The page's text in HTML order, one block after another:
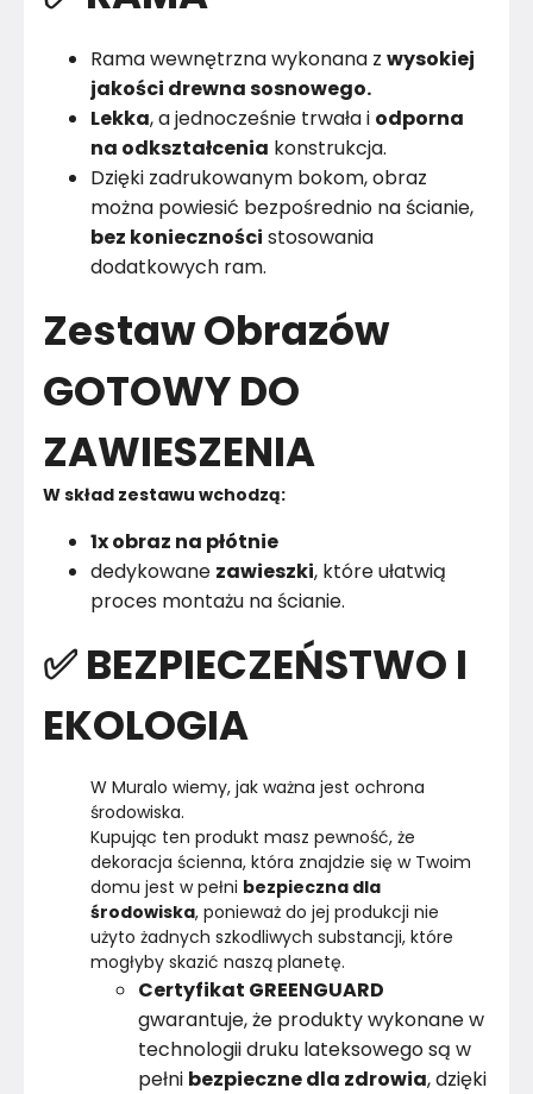
Rama wewnętrzna wykonana z wysokiej
jakości drewna sosnowego.
Lekka, a jednocześnie trwała i odporna
na odkształcenia konstrukcja.
Dzięki zadrukowanym bokom, obraz
można powiesić bezpośrednio na ścianie,
bez konieczności stosowania
dodatkowych ram.
Zestaw Obrazów
GOTOWY DO
ZAWIESZENIA
W skład zestawu wchodzą:
1x obraz na płótnie
dedykowane zawieszki, które ułatwią
proces montażu na ścianie.
✅ BEZPIECZEŃSTWO I
EKOLOGIA
W Muralo wiemy, jak ważna jest ochrona
środowiska.
Kupując ten produkt masz pewność, że
dekoracja ścienna, która znajdzie się w Twoim
domu jest w pełni bezpieczna dla
środowiska, ponieważ do jej produkcji nie
użyto żadnych szkodliwych substancji, które
Certyfikat GREENGUARD
gwarantuje, że produkty wykonane w
technologii druku lateksowego są w
pełni bezpieczne dla zdrowia, dzięki